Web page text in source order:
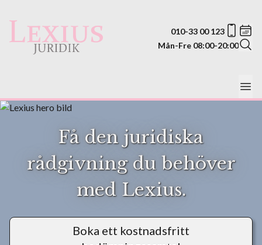
010-33 00 123
Mån-Fre 08:00-20:00
Få den juridiska
rådgivning du behöver
med Lexius.
Boka ett kostnadsfritt